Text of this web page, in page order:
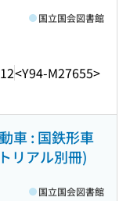
<Y94-M27655>
国立国会図書館
車 : 国鉄形車
リアル別冊)
国立国会図書館